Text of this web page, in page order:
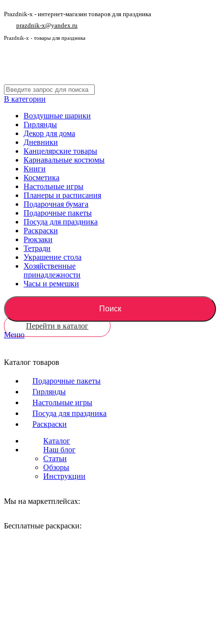
Prazdnik-x - интернет-магазин товаров для праздника
prazdnik-x@yandex.ru
Prazdnik-x - товары для праздника
В категории
Воздушные шарики
Гирлянды
Декор для дома
Дневники
Канцелярские товары
Карнавальные костюмы
Книги
Косметика
Настольные игры
Планеры и расписания
Подарочная бумага
Подарочные пакеты
Посуда для праздника
Раскраски
Рюкзаки
Тетради
Украшение стола
Хозяйственные
принадлежности
Часы и ремешки
Поиск
Перейти в каталог
Меню
Каталог товаров
Подарочные пакеты
Гирлянды
Настольные игры
Посуда для праздника
Раскраски
Каталог
Наш блог
Статьи
Обзоры
Инструкции
Мы на маркетплейсах:
Бесплатные раскраски: